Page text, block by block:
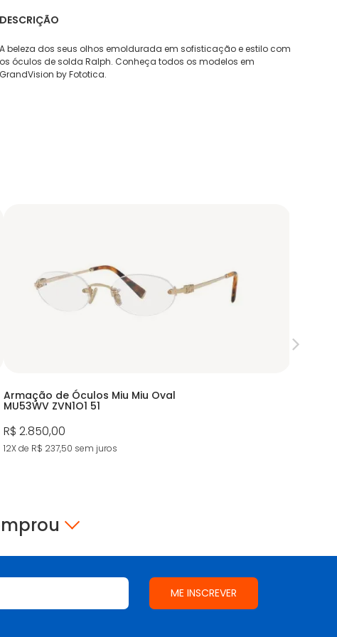
DESCRIÇÃO
A beleza dos seus olhos emoldurada em sofisticação e estilo com
os óculos de solda Ralph. Conheça todos os modelos em
GrandVision by Fototica.
Armação de Óculos Miu Miu Oval
MU53WV ZVN1O1 51
R$ 2.850,00
12X de R$ 237,50 sem juros